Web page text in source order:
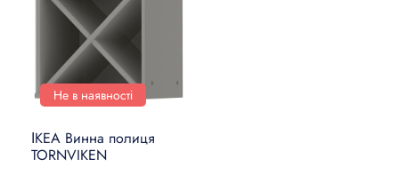
Не в наявності
ІКЕА Винна полиця
TORNVIKEN